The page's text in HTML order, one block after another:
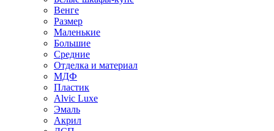
Венге
Размер
Маленькие
Большие
Средние
Отделка и материал
МДФ
Пластик
Alvic Luxe
Эмаль
Акрил